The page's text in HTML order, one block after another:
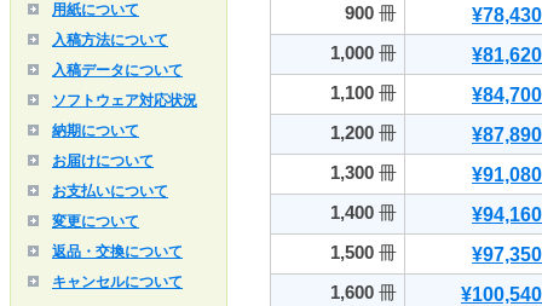
用紙について
入稿方法について
入稿データについて
ソフトウェア対応状況
納期について
お届けについて
お支払いについて
変更について
返品・交換について
キャンセルについて
900 冊
¥78,430
1,000 冊
¥81,620
1,100 冊
¥84,700
1,200 冊
¥87,890
1,300 冊
¥91,080
1,400 冊
¥94,160
1,500 冊
¥97,350
1,600 冊
¥100,540